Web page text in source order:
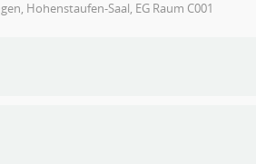
Hohenstaufen-Saal, EG Raum C001